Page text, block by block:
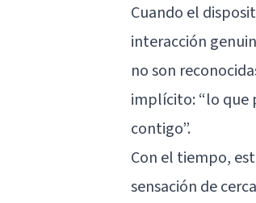
Cuando el
interacción
no son
implícito: “lo que
contigo”.
Con el tiempo,
sensación de